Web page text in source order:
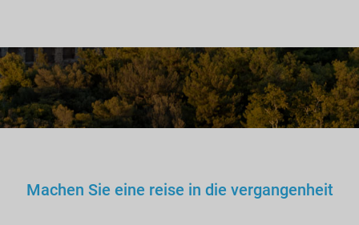
Machen Sie eine reise in die vergangenheit